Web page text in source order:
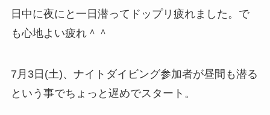
日中に夜にと一日潜ってドップリ疲れました。で
も心地よい疲れ＾＾
7月3日(土)、ナイトダイビング参加者が昼間も潜る
という事でちょっと遅めでスタート。